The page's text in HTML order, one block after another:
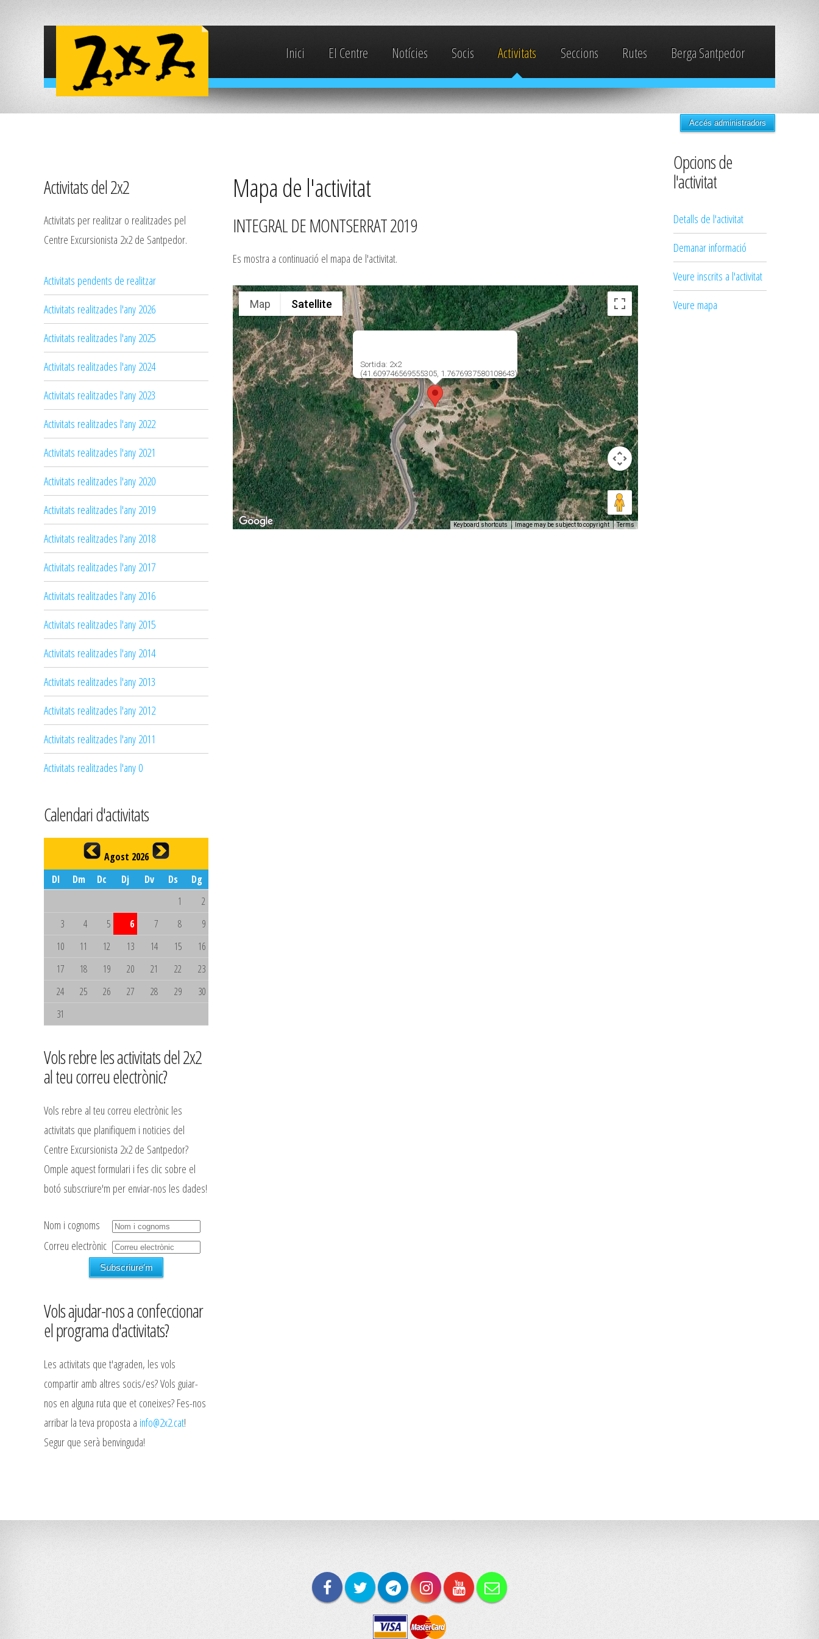
Inici El Centre Notícies Socis Activitats Seccions Rutes Berga Santpedor
Accés administradors
Activitats del 2x2
Activitats per realitzar o realitzades pel
Centre Excursionista 2x2 de Santpedor.
Activitats pendents de realitzar
Activitats realitzades l'any 2026
Activitats realitzades l'any 2025
Activitats realitzades l'any 2024
Activitats realitzades l'any 2023
Activitats realitzades l'any 2022
Activitats realitzades l'any 2021
Activitats realitzades l'any 2020
Activitats realitzades l'any 2019
Activitats realitzades l'any 2018
Activitats realitzades l'any 2017
Activitats realitzades l'any 2016
Activitats realitzades l'any 2015
Activitats realitzades l'any 2014
Activitats realitzades l'any 2013
Activitats realitzades l'any 2012
Activitats realitzades l'any 2011
Activitats realitzades l'any 0
Calendari d'activitats
Agost 2026
Dl
Dm Dc Dj Dv Ds
Dg
1
2
3
4 5 6 7 8
9
10
11 12 13 14 15
16
17
18 19 20 21 22
23
24
25 26 27 28 29
30
31
Vols rebre les activitats del 2x2
al teu correu electrònic?
Vols rebre al teu correu electrònic les
activitats que planifiquem i noticies del
Centre Excursionista 2x2 de Santpedor?
Omple aquest formulari i fes clic sobre el
botó subscriure'm per enviar-nos les dades!
Nom i cognoms
Correu electrònic
Vols ajudar-nos a confeccionar
el programa d'activitats?
Les activitats que t'agraden, les vols
compartir amb altres socis/es? Vols guiar-
nos en alguna ruta que et coneixes? Fes-nos
arribar la teva proposta a info@2x2.cat!
Segur que serà benvinguda!
Mapa de l'activitat
INTEGRAL DE MONTSERRAT 2019
Es mostra a continuació el mapa de l'activitat.
Sortida: 2x2
(41.609746569555305, 1.7676937580108643)
Map Satellite
Keyboard shortcuts Image may be subject to copyright Terms
Opcions de
l'activitat
Detalls de l'activitat
Demanar informació
Veure inscrits a l'activitat
Veure mapa